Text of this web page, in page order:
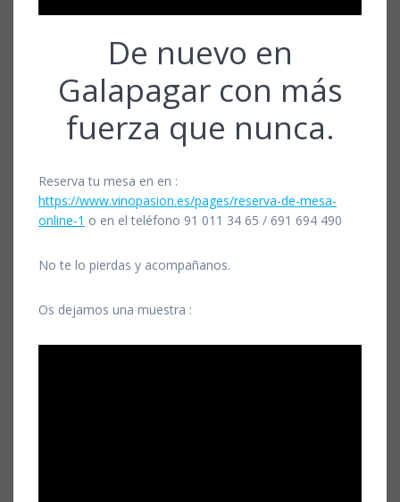
De nuevo en
Galapagar con más
fuerza que nunca.
Reserva tu mesa en en :
https://www.vinopasion.es/pages/reserva-de-mesa-
online-1 o en el teléfono 91 011 34 65 / 691 694 490
No te lo pierdas y acompañanos.
Os dejamos una muestra :